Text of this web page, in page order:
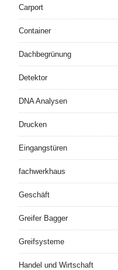
Carport
Container
Dachbegrünung
Detektor
DNA Analysen
Drucken
Eingangstüren
fachwerkhaus
Geschäft
Greifer Bagger
Greifsysteme
Handel und Wirtschaft